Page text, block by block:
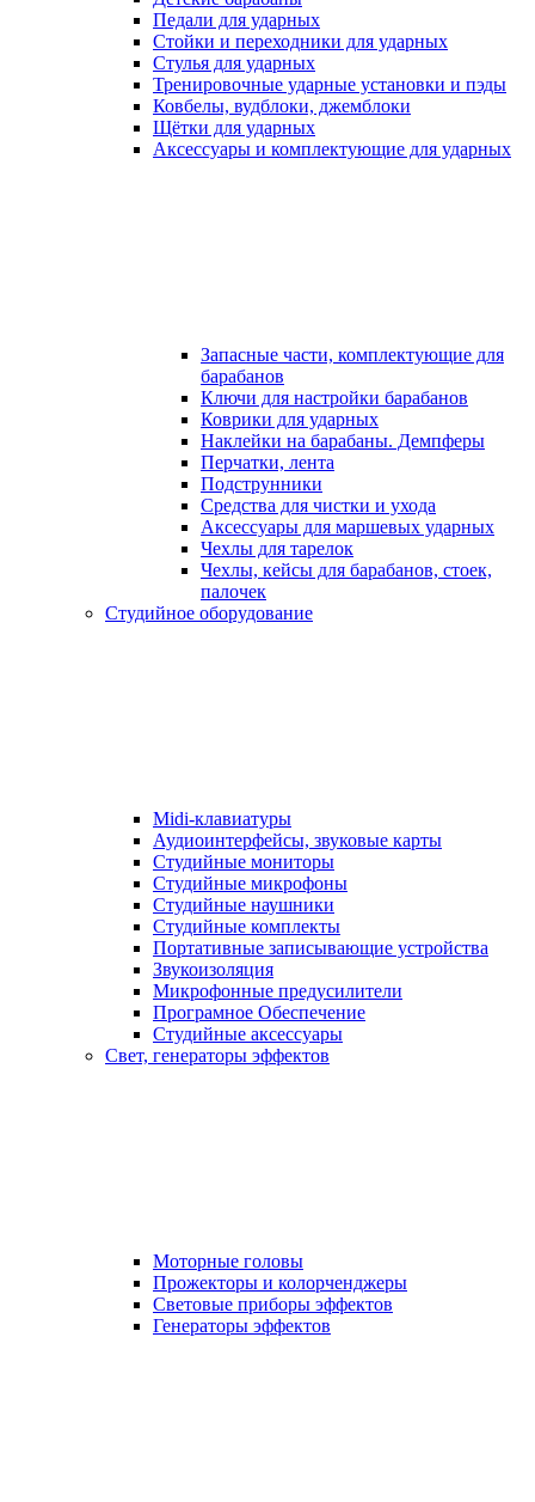
Педали для ударных
Стойки и переходники для ударных
Стулья для ударных
Тренировочные ударные установки и пэды
Ковбелы, вудблоки, джемблоки
Щётки для ударных
Аксесcуары и комплектующие для ударных
Запасные части, комплектующие для
барабанов
Ключи для настройки барабанов
Коврики для ударных
Наклейки на барабаны. Демпферы
Перчатки, лента
Подструнники
Средства для чистки и ухода
Аксессуары для маршевых ударных
Чехлы для тарелок
Чехлы, кейсы для барабанов, стоек,
палочек
Студийное оборудование
Midi-клавиатуры
Аудиоинтерфейсы, звуковые карты
Студийные мониторы
Студийные микрофоны
Студийные наушники
Студийные комплекты
Портативные записывающие устройства
Звукоизоляция
Микрофонные предусилители
Програмное Обеспечение
Студийные аксессуары
Свет, генераторы эффектов
Моторные головы
Прожекторы и колорченджеры
Световые приборы эффектов
Генераторы эффектов